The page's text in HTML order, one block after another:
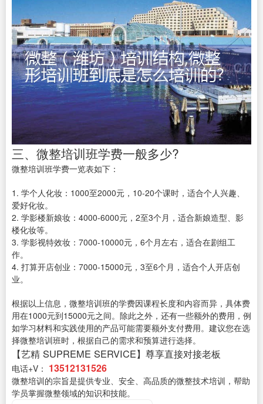
三、微整培训班学费一般多少?
微整培训班学费一览表如下：
1. 学个人化妆：1000至2000元，10-20个课时，适合个人兴趣、
爱好化妆。
2. 学影楼新娘妆：4000-6000元，2至3个月，适合新娘造型、影
楼化妆等。
3. 学影视特效妆：7000-10000元，6个月左右，适合在剧组工
作。
4. 打算开店创业：7000-15000元，3至6个月，适合个人开店创
业。
根据以上信息，微整培训班的学费因课程长度和内容而异，具体费
用在1000元到15000元之间。除此之外，还有一些额外的费用，例
如学习材料和实践使用的产品可能需要额外支付费用。建议您在选
择微整培训班时，根据自己的需求和预算进行选择。
【艺精 SUPREME SERVICE】尊享直接对接老板
电话+V： 13512131526
微整培训的宗旨是提供专业、安全、高品质的微整技术培训，帮助
学员掌握微整领域的知识和技能。